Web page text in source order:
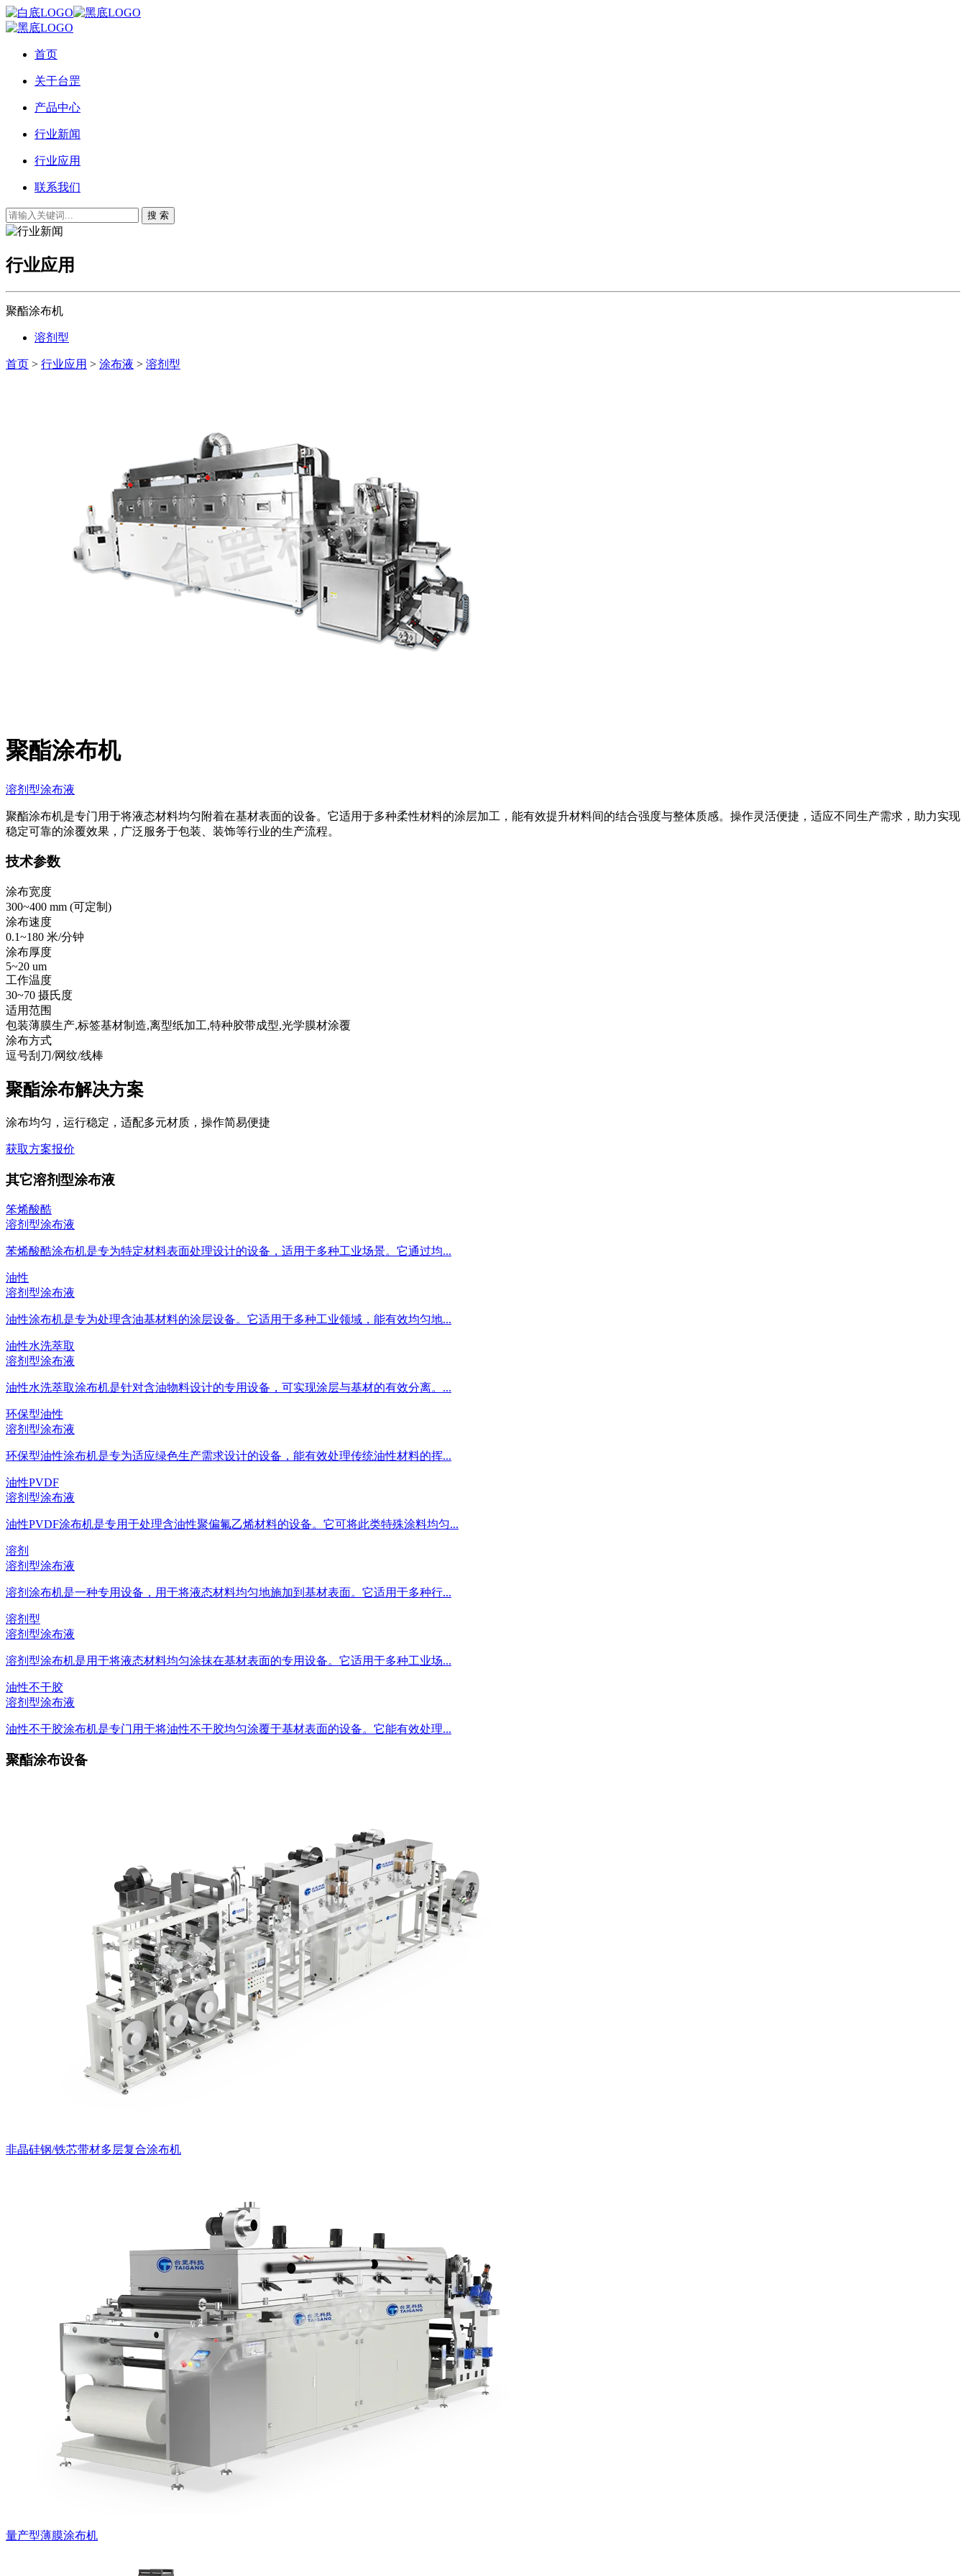
首页
关于台罡
产品中心
行业新闻
行业应用
联系我们
搜 索
行业应用
聚酯涂布机
溶剂型
首页 > 行业应用 > 涂布液 > 溶剂型
聚酯涂布机
溶剂型涂布液
聚酯涂布机是专门用于将液态材料均匀附着在基材表面的设备。它适用于多种柔性材料的涂层加工，能有效提升材料间的结合强度与整体质感。操作灵活便捷，适应不同生产需求，助力实现
稳定可靠的涂覆效果，广泛服务于包装、装饰等行业的生产流程。
技术参数
涂布宽度
300~400 mm (可定制 )
涂布速度
0.1~180 米/分钟
涂布厚度
5~20 um
工作温度
30~70 摄氏度
适用范围
包装薄膜生产,标签基材制造,离型纸加工,特种胶带成型,光学膜材涂覆
涂布方式
逗号刮刀/网纹/线棒
聚酯涂布解决方案
涂布均匀，运行稳定，适配多元材质，操作简易便捷
获取方案报价
其它溶剂型涂布液
笨烯酸酷
溶剂型涂布液
苯烯酸酷涂布机是专为特定材料表面处理设计的设备，适用于多种工业场景。它通过均...
油性
溶剂型涂布液
油性涂布机是专为处理含油基材料的涂层设备。它适用于多种工业领域，能有效均匀地...
油性水洗萃取
溶剂型涂布液
油性水洗萃取涂布机是针对含油物料设计的专用设备，可实现涂层与基材的有效分离。...
环保型油性
溶剂型涂布液
环保型油性涂布机是专为适应绿色生产需求设计的设备，能有效处理传统油性材料的挥...
油性PVDF
溶剂型涂布液
油性PVDF涂布机是专用于处理含油性聚偏氟乙烯材料的设备。它可将此类特殊涂料均匀...
溶剂
溶剂型涂布液
溶剂涂布机是一种专用设备，用于将液态材料均匀地施加到基材表面。它适用于多种行...
溶剂型
溶剂型涂布液
溶剂型涂布机是用于将液态材料均匀涂抹在基材表面的专用设备。它适用于多种工业场...
油性不干胶
溶剂型涂布液
油性不干胶涂布机是专门用于将油性不干胶均匀涂覆于基材表面的设备。它能有效处理...
聚酯涂布设备
非晶硅钢/铁芯带材多层复合涂布机
量产型薄膜涂布机